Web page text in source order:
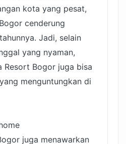
kota yang pesat,
cenderung
Jadi, selain
yang nyaman,
Resort Bogor juga bisa
menguntungkan di
juga menawarkan